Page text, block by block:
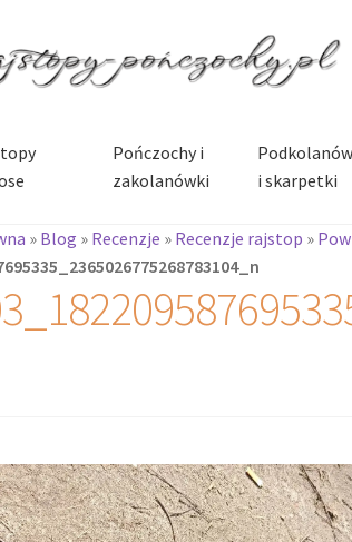
Pończochy i
zakolanówki
i skarpetki
» Blog » Recenzje » Recenzje rajstop »